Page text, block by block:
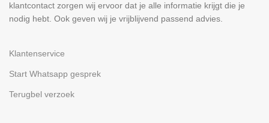
klantcontact zorgen wij ervoor dat je alle informatie krijgt die je
nodig hebt. Ook geven wij je vrijblijvend passend advies.
Klantenservice
Start Whatsapp gesprek
Terugbel verzoek